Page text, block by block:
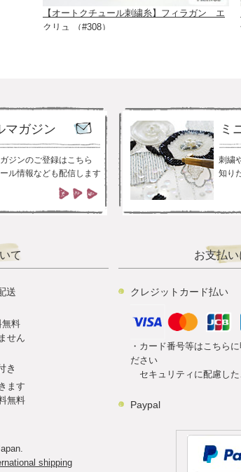
【オートクチュール刺繍糸】フィラガン エ
クリュ （#308）
マガジン
ジンのご登録はこちら
ル情報なども配信します
ミ
刺繍
知り
て
送
無料
せん
き
ます
無料
shipping
お支払
クレジットカード払い
・カード番号等はこちら
ださい
セキュリティに配慮し
Paypal